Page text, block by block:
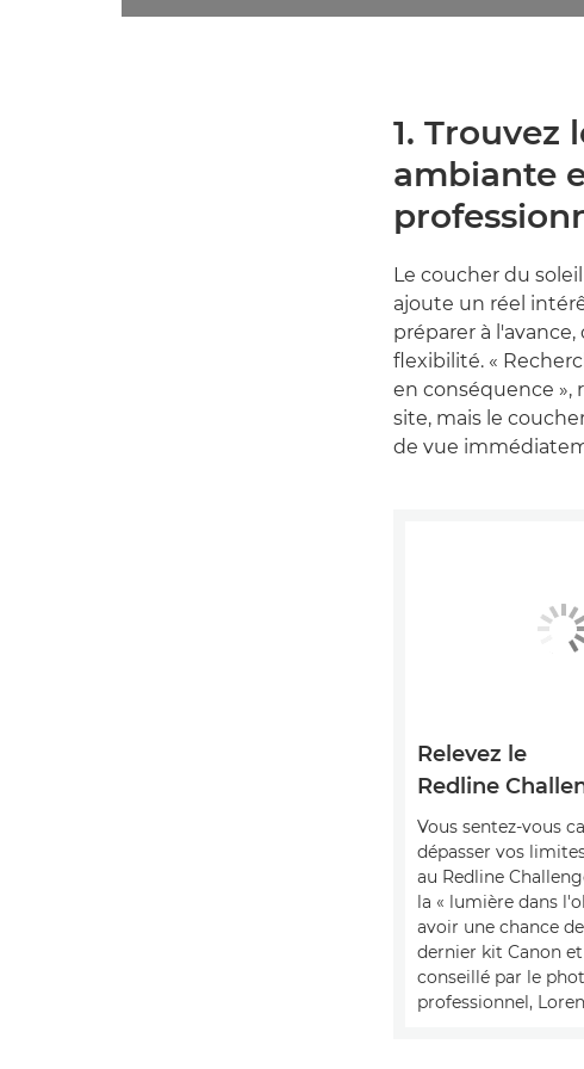
1.
ambiante
Le coucher du
ajoute un réel
préparer à
flexibilité. «
en conséquence »,
site, mais le
de vue
Relevez le
Redline
Vous sentez-vous
dépasser vos
au Redline
la « lumière dans
avoir une chance
dernier kit Canon
conseillé par le
professionnel,